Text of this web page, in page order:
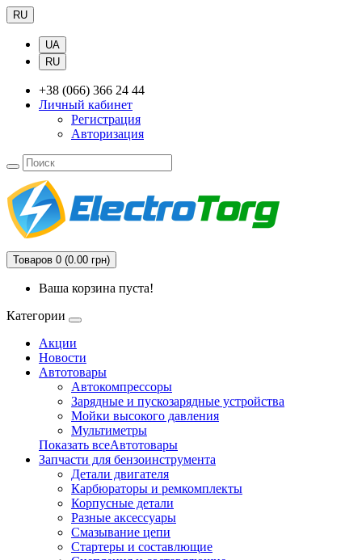
RU
UA
RU
+38 (066) 366 24 44
Личный кабинет
Регистрация
Авторизация
Товаров 0 (0.00 грн)
Ваша корзина пуста!
Категории
Акции
Новости
Автотовары
Автокомпрессоры
Зарядные и пускозарядные устройства
Мойки высокого давления
Мультиметры
Показать всеАвтотовары
Запчасти для бензоинструмента
Детали двигателя
Карбюраторы и ремкомплекты
Корпусные детали
Разные аксессуары
Смазывание цепи
Стартеры и составлющие